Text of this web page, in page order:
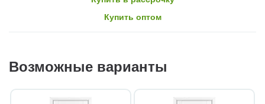
Купить оптом
Возможные варианты